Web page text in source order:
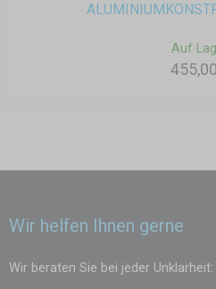
Auf
Wir helfen Ihnen gerne
Wir beraten Sie bei jeder Unklarheit: